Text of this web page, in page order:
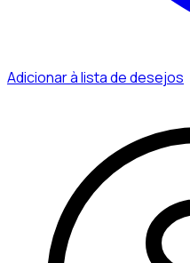
Adicionar à lista de desejos